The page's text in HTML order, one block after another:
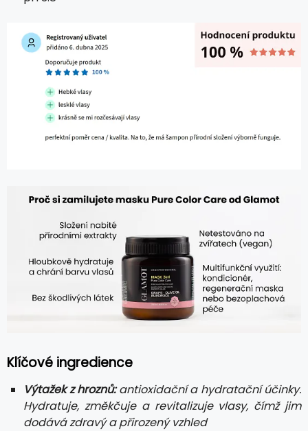
Klíčové ingredience
Výtažek z hroznů:antioxidační a hydratační účinky.
Hydratuje, změkčuje a revitalizuje vlasy, čímž jim
dodává zdravý a přirozený vzhled